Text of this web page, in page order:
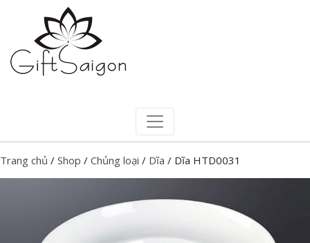
Trang chủ / Shop / Chủng loại / Dĩa / Dĩa HTD0031